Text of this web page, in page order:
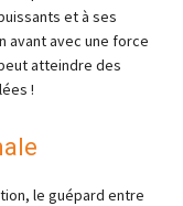
et à ses
avant avec une force
atteindre des
!
le guépard entre